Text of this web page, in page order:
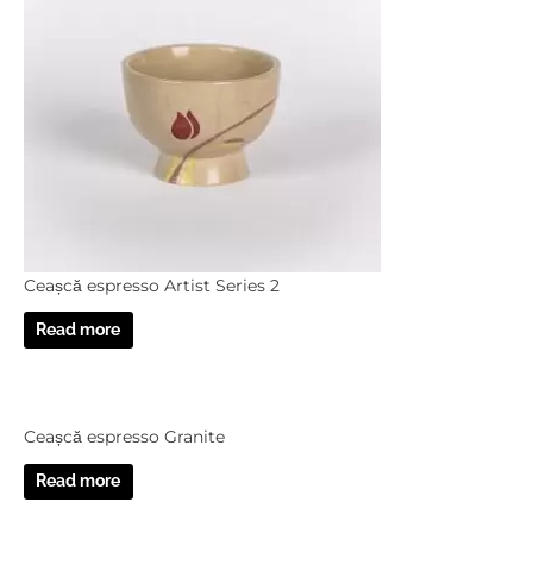
Ceașcă espresso Artist Series 2
Read more
Ceașcă espresso Granite
Read more